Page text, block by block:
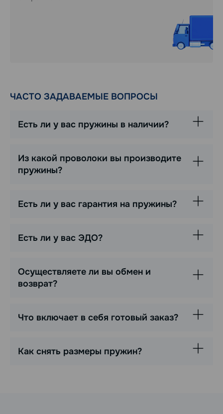
ЧАСТО ЗАДАВАЕМЫЕ ВОПРОСЫ
Есть ли у вас пружины в наличии?
Из какой проволоки вы производите
пружины?
Есть ли у вас гарантия на пружины?
Есть ли у вас ЭДО?
Осуществляете ли вы обмен и
возврат?
Что включает в себя готовый заказ?
Как снять размеры пружин?